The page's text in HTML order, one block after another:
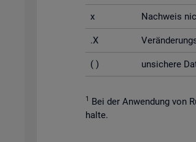
x Nach­weis
.X
( ) un­si­che­re
1 Bei der An­wen­dung von
hal­te.